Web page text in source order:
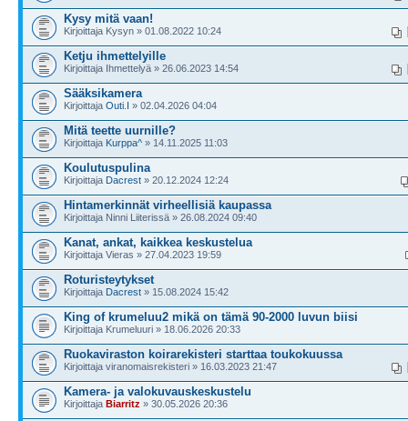
Kysy mitä vaan!
Kirjoittaja Kysyn » 01.08.2022 10:24
Ketju ihmettelyille
Kirjoittaja Ihmettelyä » 26.06.2023 14:54
Sääksikamera
Kirjoittaja Outi.I » 02.04.2026 04:04
Mitä teette uurnille?
Kirjoittaja Kurppa^ » 14.11.2025 11:03
Koulutuspulina
Kirjoittaja Dacrest » 20.12.2024 12:24
Hintamerkinnät virheellisiä kaupassa
Kirjoittaja Ninni Liiterissä » 26.08.2024 09:40
Kanat, ankat, kaikkea keskustelua
Kirjoittaja Vieras » 27.04.2023 19:59
Roturisteytykset
Kirjoittaja Dacrest » 15.08.2024 15:42
King of krumeluu2 mikä on tämä 90-2000 luvun biisi
Kirjoittaja Krumeluuri » 18.06.2026 20:33
Ruokaviraston koirarekisteri starttaa toukokuussa
Kirjoittaja viranomaisrekisteri » 16.03.2023 21:47
Kamera- ja valokuvauskeskustelu
Kirjoittaja Biarritz » 30.05.2026 20:36